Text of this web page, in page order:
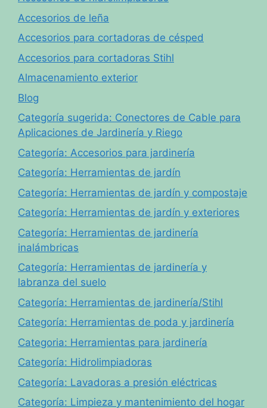
Accesorios de leña
Accesorios para cortadoras de césped
Accesorios para cortadoras Stihl
Almacenamiento exterior
Blog
Categoría sugerida: Conectores de Cable para
Aplicaciones de Jardinería y Riego
Categoría: Accesorios para jardinería
Categoría: Herramientas de jardín
Categoría: Herramientas de jardín y compostaje
Categoría: Herramientas de jardín y exteriores
Categoría: Herramientas de jardinería
inalámbricas
Categoría: Herramientas de jardinería y
labranza del suelo
Categoría: Herramientas de jardinería/Stihl
Categoría: Herramientas de poda y jardinería
Categoria: Herramientas para jardinería
Categoría: Hidrolimpiadoras
Categoría: Lavadoras a presión eléctricas
Categoría: Limpieza y mantenimiento del hogar